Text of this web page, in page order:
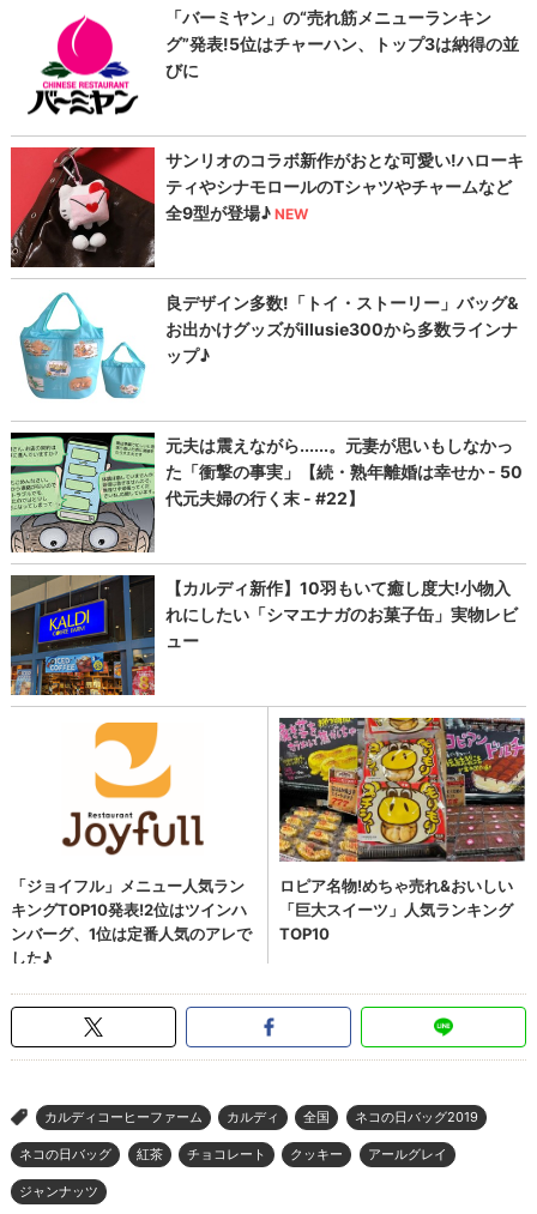
> カルディコーヒーファーム カルディ 全国 ネコの日バッグ2019
ネコの日バッグ 紅茶 チョコレート クッキー アールグレイ
ジャンナッツ